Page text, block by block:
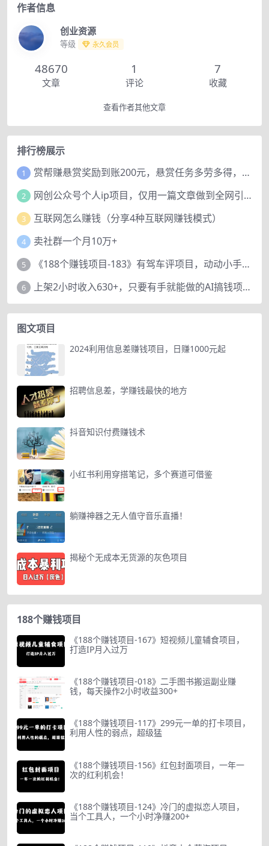
作者信息
创业资源
等级 永久会员
48670
文章
1
评论
7
收藏
查看作者其他文章
排行榜展示
1 赏帮赚悬赏奖励到账200元，悬赏任务多劳多得，人人可做。
2 网创公众号个人ip项目，仅用一篇文章做到全网引流！
3 互联网怎么赚钱（分享4种互联网赚钱模式）
4 卖社群一个月10万+
5 《188个赚钱项目-183》有驾车评项目，动动小手，复制粘贴赚44元！
6 上架2小时收入630+，只要有手就能做的AI搞钱项目，奶奶看完都能学会!
图文项目
2024利用信息差赚钱项目，日赚1000元起
招聘信息差，学赚钱最快的地方
抖音知识付费赚钱术
小红书利用穿搭笔记，多个赛道可借鉴
躺赚神器之无人值守音乐直播！
揭秘个无成本无货源的灰色项目
188个赚钱项目
《188个赚钱项目-167》短视频儿童辅食项目，
打造IP月入过万
《188个赚钱项目-018》二手图书搬运副业赚
钱，每天操作2小时收益300+
《188个赚钱项目-117》299元一单的打卡项目，
利用人性的弱点，超级猛
《188个赚钱项目-156》红包封面项目，一年一
次的红利机会！
《188个赚钱项目-124》冷门的虚拟恋人项目，
当个工具人，一个小时净赚200+